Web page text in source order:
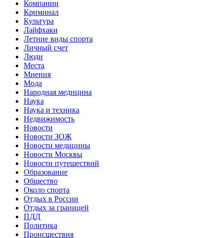
Компании
Криминал
Культура
Лайфхаки
Летние виды спорта
Личный счет
Люди
Места
Мнения
Мода
Народная медицина
Наука
Наука и техника
Недвижимость
Новости
Новости ЗОЖ
Новости медицины
Новости Москвы
Новости путешествий
Образование
Общество
Около спорта
Отдых в России
Отдых за границей
ПДД
Политика
Происшествия